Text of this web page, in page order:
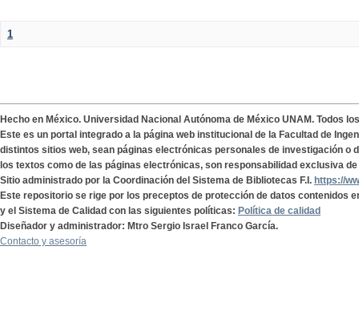
1
Hecho en México. Universidad Nacional Autónoma de México UNAM. Todos
Este es un portal integrado a la página web institucional de la Facultad de
distintos sitios web, sean páginas electrónicas personales de investigación o
los textos como de las páginas electrónicas, son responsabilidad exclusiva
Sitio administrado por la Coordinación del Sistema de Bibliotecas F.I. https://
Este repositorio se rige por los preceptos de protección de datos contenidos
y el Sistema de Calidad con las siguientes políticas: Política de calidad
Diseñador y administrador: Mtro Sergio Israel Franco García.
Contacto y asesoría